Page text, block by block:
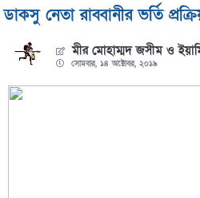
ডাকসু নেতা রাব্বানীর ভর্তি
মীর মোহাম্মদ জসীম ও
সোমবার, ১৪ অক্টোবর, ২০১৯